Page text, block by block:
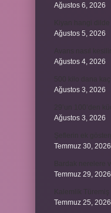
Ağustos 6, 2026
Ağustos 5, 2026
Ağustos 4, 2026
Ağustos 3, 2026
Ağustos 3, 2026
Temmuz 30, 2026
Temmuz 29, 2026
Temmuz 25, 2026